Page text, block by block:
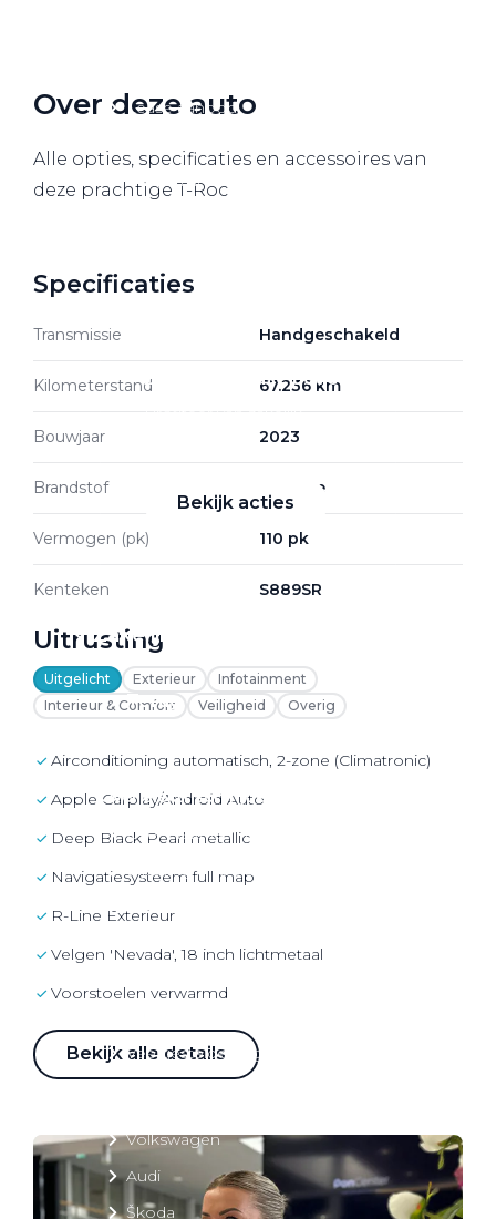
Lease aanbod
Berijdersinfo
Zakelijke Lease acties
Profiteer van zakelijk
Bekijk acties
Zakelijk
Terug
Over elektrisch rijden
Over elektrisch rijden
Bijtelling en belastingvoordelen
Onderhoud en kosten
Veelgestelde vragen
Volkswagen
Audi
Škoda
Over deze auto
Alle opties, specificaties en accessoires van
deze prachtige T-Roc
Specificaties
Transmissie Handgeschakeld
Kilometerstand 67.236 km
Bouwjaar 2023
Brandstof Benzine
Vermogen (pk) 110 pk
Kenteken S889SR
Uitrusting
Uitgelicht Exterieur
Infotainment
Interieur & Comfort
Veiligheid Overig
Airconditioning automatisch, 2-zone (Climatronic)
Apple Carplay/Android Auto
Deep Black Pearl metallic
navigatiesysteem full map
R-Line Exterieur
Velgen 'Nevada', 18 inch lichtmetaal
voorstoelen verwarmd
Bekijk alle details